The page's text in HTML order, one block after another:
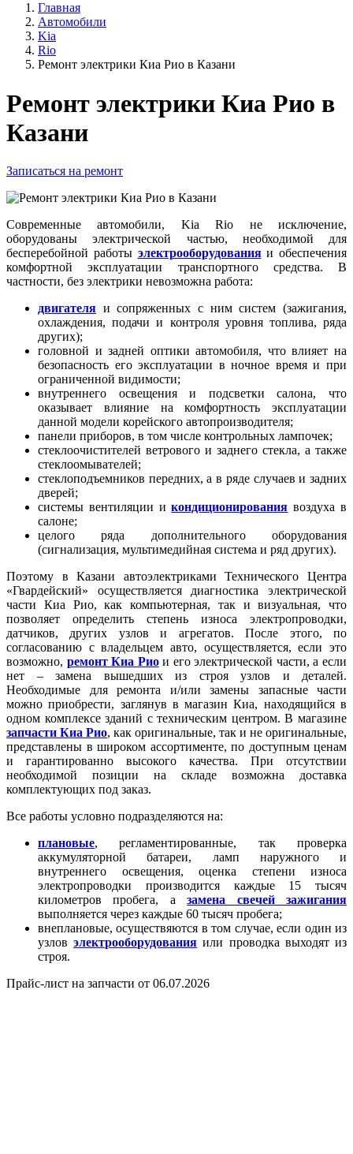
Главная
Автомобили
Kia
Rio
Ремонт электрики Киа Рио в Казани
Ремонт электрики Киа Рио в
Казани
Записаться на ремонт
Современные автомобили, Kia Rio не исключение,
оборудованы электрической частью, необходимой для
бесперебойной работы электрооборудованияи обеспечения
комфортной эксплуатации транспортного средства. В
частности, без электрики невозможна работа:
двигателя и сопряженных с ним систем (зажигания,
охлаждения, подачи и контроля уровня топлива, ряда
других);
головной и задней оптики автомобиля, что влияет на
безопасность его эксплуатации в ночное время и при
ограниченной видимости;
внутреннего освещения и подсветки салона, что
оказывает влияние на комфортность эксплуатации
данной модели корейского автопроизводителя;
панели приборов, в том числе контрольных лампочек;
стеклоочистителей ветрового и заднего стекла, а также
стеклоомывателей;
стеклоподъемников передних, а в ряде случаев и задних
дверей;
системы вентиляции икондиционирования воздуха в
салоне;
целого ряда дополнительного оборудования
(сигнализация, мультимедийная система и ряд других).
Поэтому в Казани автоэлектриками Технического Центра
«Гвардейский» осуществляется диагностика электрической
части Киа Рио, как компьютерная, так и визуальная, что
позволяет определить степень износа электропроводки,
датчиков, других узлов и агрегатов. После этого, по
согласованию с владельцем авто, осуществляется, если это
возможно, ремонт Киа Риои его электрической части, а если
нет – замена вышедших из строя узлов и деталей.
Необходимые для ремонта и/или замены запасные части
можно приобрести, заглянув в магазин Киа, находящийся в
одном комплексе зданий с техническим центром. В магазине
запчасти Киа Рио, как оригинальные, так и не оригинальные,
представлены в широком ассортименте, по доступным ценам
и гарантированно высокого качества. При отсутствии
необходимой позиции на складе возможна доставка
комплектующих под заказ.
Все работы условно подразделяются на:
плановые, регламентированные, так проверка
аккумуляторной батареи, ламп наружного и
внутреннего освещения, оценка степени износа
электропроводки производится каждые 15 тысяч
километров пробега, азамена свечей зажигания
выполняется через каждые 60 тысяч пробега;
внеплановые, осуществяются в том случае, если один из
узловэлектрооборудования или проводка выходят из
строя.
Прайс-лист на запчасти от 06.07.2026